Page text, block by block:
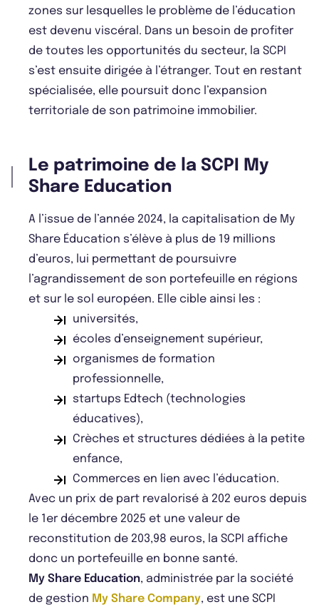
zones sur lesquelles le problème de l’éducation
est devenu viscéral. Dans un besoin de profiter
de toutes les opportunités du secteur, la SCPI
s’est ensuite dirigée à l’étranger. Tout en restant
spécialisée, elle poursuit donc l’expansion
territoriale de son patrimoine immobilier.
Le patrimoine de la SCPI My
Share Education
A l’issue de l’année 2024, la capitalisation de My
Share Éducation s’élève à plus de 19 millions
d’euros, lui permettant de poursuivre
l’agrandissement de son portefeuille en régions
et sur le sol européen. Elle cible ainsi les :
universités,
écoles d’enseignement supérieur,
organismes de formation
professionnelle,
startups Edtech (technologies
éducatives),
Crèches et structures dédiées à la petite
enfance,
Commerces en lien avec l’éducation.
Avec un prix de part revalorisé à 202 euros depuis
le 1er décembre 2025 et une valeur de
reconstitution de 203,98 euros, la SCPI affiche
donc un portefeuille en bonne santé.
My Share Education, administrée par la société
de gestion My Share Company, est une SCPI